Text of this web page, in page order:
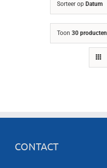
Sorteer op Datum
Toon 30 producten
CONTACT